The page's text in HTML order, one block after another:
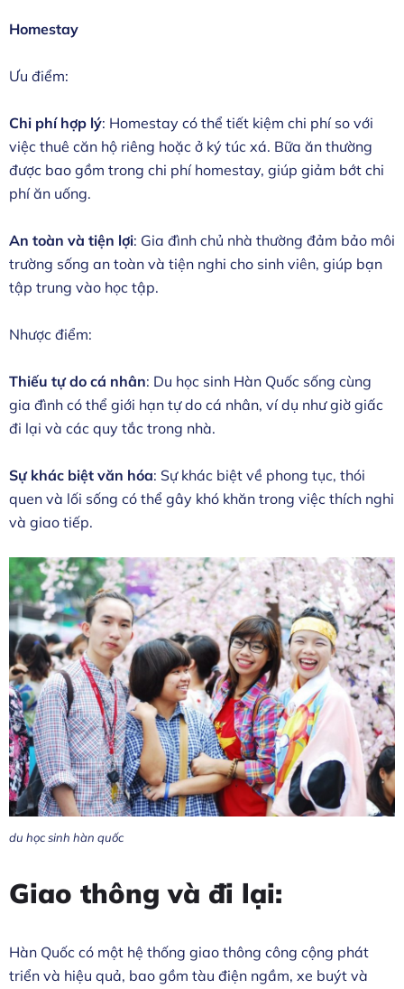
Homestay
Ưu điểm:
Chi phí hợp lý: Homestay có thể tiết kiệm chi phí so với
việc thuê căn hộ riêng hoặc ở ký túc xá. Bữa ăn thường
được bao gồm trong chi phí homestay, giúp giảm bớt chi
phí ăn uống.
An toàn và tiện lợi: Gia đình chủ nhà thường đảm bảo môi
trường sống an toàn và tiện nghi cho sinh viên, giúp bạn
tập trung vào học tập.
Nhược điểm:
Thiếu tự do cá nhân: Du học sinh Hàn Quốc sống cùng
gia đình có thể giới hạn tự do cá nhân, ví dụ như giờ giấc
đi lại và các quy tắc trong nhà.
Sự khác biệt văn hóa: Sự khác biệt về phong tục, thói
quen và lối sống có thể gây khó khăn trong việc thích nghi
và giao tiếp.
du học sinh hàn quốc
Giao thông và đi lại:
Hàn Quốc có một hệ thống giao thông công cộng phát
triển và hiệu quả, bao gồm tàu điện ngầm, xe buýt và